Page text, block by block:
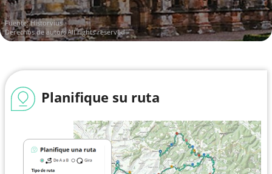
Fuente:Historvius
Derechos de autor: All rights reserved
Planifique su ruta